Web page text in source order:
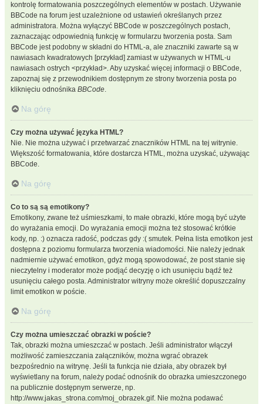
kontrolę formatowania poszczególnych elementów w postach. Używanie
BBCode na forum jest uzależnione od ustawień określanych przez
administratora. Można wyłączyć BBCode w poszczególnych postach,
zaznaczając odpowiednią funkcję w formularzu tworzenia posta. Sam
BBCode jest podobny w składni do HTML-a, ale znaczniki zawarte są w
nawiasach kwadratowych [przykład] zamiast w używanych w HTML-u
nawiasach ostrych <przykład>. Aby uzyskać więcej informacji o BBCode,
zapoznaj się z przewodnikiem dostępnym ze strony tworzenia posta po
kliknięciu odnośnika BBCode.
Na górę
Czy można używać języka HTML?
Nie. Nie można używać i przetwarzać znaczników HTML na tej witrynie.
Większość formatowania, które dostarcza HTML, można uzyskać, używając
BBCode.
Na górę
Co to są są emotikony?
Emotikony, zwane też uśmieszkami, to małe obrazki, które mogą być użyte
do wyrażania emocji. Do wyrażania emocji można też stosować krótkie
kody, np. :) oznacza radość, podczas gdy :( smutek. Pełna lista emotikon jest
dostępna z poziomu formularza tworzenia wiadomości. Nie należy jednak
nadmiernie używać emotikon, gdyż mogą spowodować, że post stanie się
nieczytelny i moderator może podjąć decyzję o ich usunięciu bądź też
usunięciu całego posta. Administrator witryny może określić dopuszczalny
limit emotikon w poście.
Na górę
Czy można umieszczać obrazki w poście?
Tak, obrazki można umieszczać w postach. Jeśli administrator włączył
możliwość zamieszczania załączników, można wgrać obrazek
bezpośrednio na witrynę. Jeśli ta funkcja nie działa, aby obrazek był
wyświetlany na forum, należy podać odnośnik do obrazka umieszczonego
na publicznie dostępnym serwerze, np.
http://www.jakas_strona.com/moj_obrazek.gif. Nie można podawać